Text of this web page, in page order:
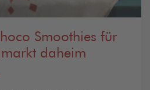
Smoothies für
daheim